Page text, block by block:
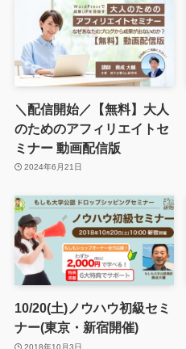
＼配信開始／【無料】大人
のためのアフィリエイトセ
ミナー 動画配信版
2024年6月21日
10/20(土)ノウハウ初級セミ
ナー(東京・新宿開催)
2018年10月3日